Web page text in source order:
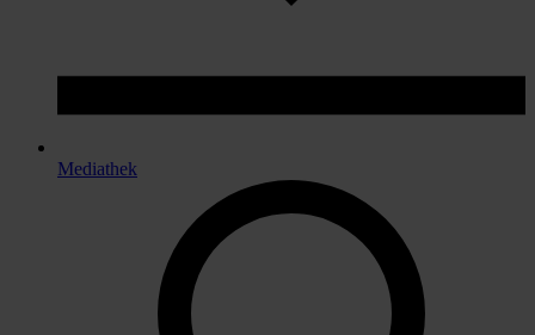
Mediathek